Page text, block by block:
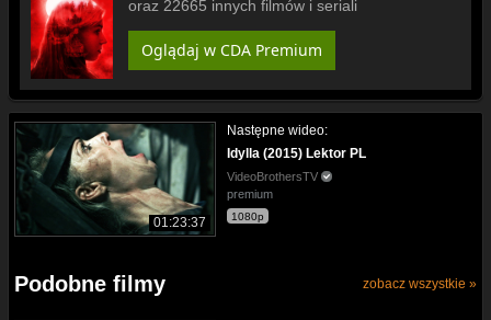
oraz 22665 innych filmów i seriali
Oglądaj w CDA Premium
01:23:37
Następne wideo:
Idylla (2015) Lektor PL
VideoBrothersTV
premium
1080p
Podobne filmy zobacz wszystkie »